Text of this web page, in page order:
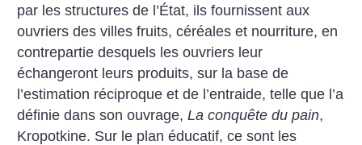
par les structures de l’État, ils fournissent aux
ouvriers des villes fruits, céréales et nourriture, en
contrepartie desquels les ouvriers leur
échangeront leurs produits, sur la base de
l’estimation réciproque et de l’entraide, telle que l’a
définie dans son ouvrage,La conquête du pain,
Kropotkine. Sur le plan éducatif, ce sont les